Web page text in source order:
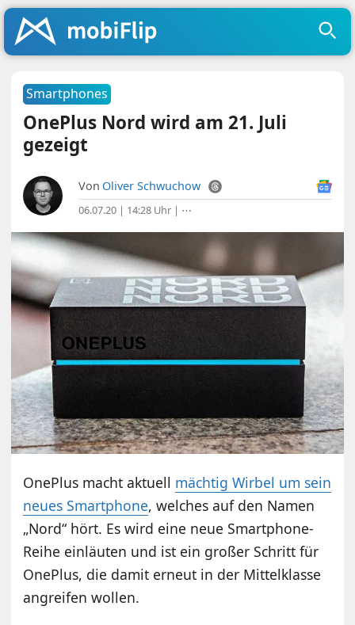
Smartphones
OnePlus Nord wird am 21. Juli
gezeigt
Von Oliver Schwuchow
06.07.20 | 14:28 Uhr | ⋯
OnePlus macht aktuell mächtig Wirbel um sein
neues Smartphone, welches auf den Namen
„Nord“ hört. Es wird eine neue Smartphone-
Reihe einläuten und ist ein großer Schritt für
OnePlus, die damit erneut in der Mittelklasse
angreifen wollen.